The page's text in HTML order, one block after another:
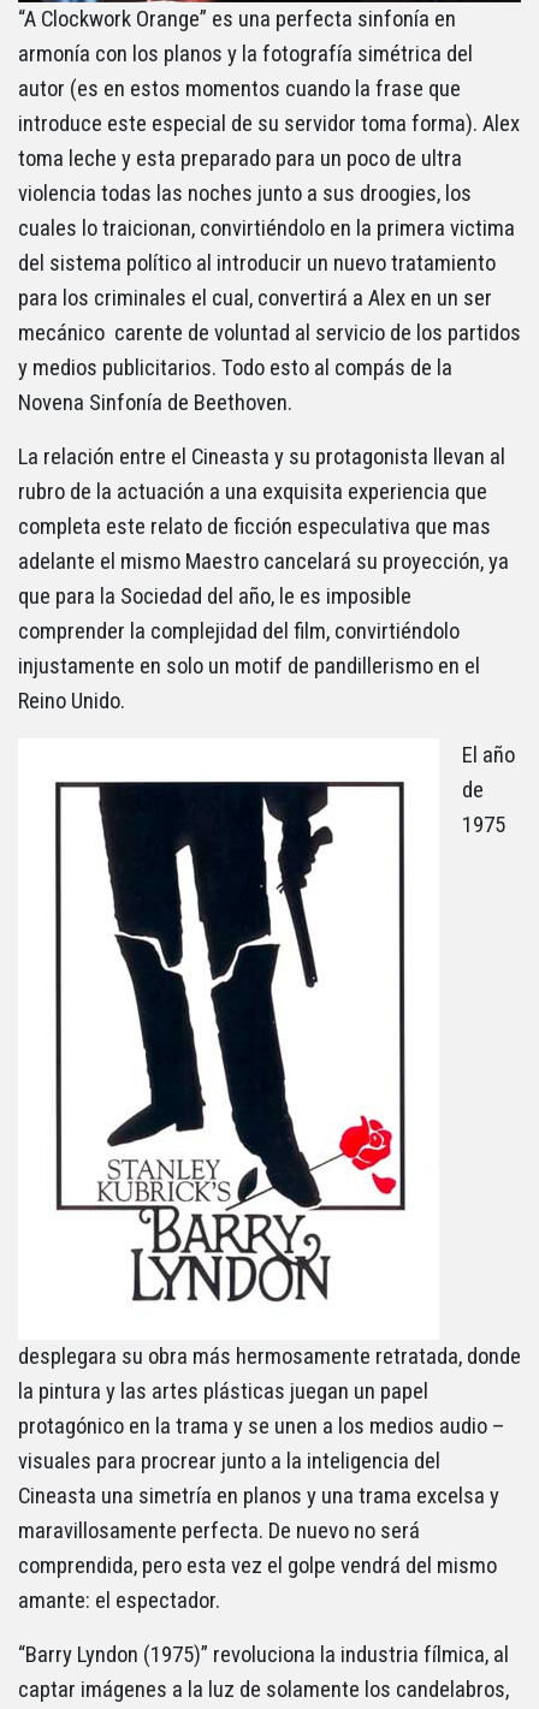
“A Clockwork Orange” es una perfecta sinfonía en
armonía con los planos y la fotografía simétrica del
autor (es en estos momentos cuando la frase que
introduce este especial de su servidor toma forma). Alex
toma leche y esta preparado para un poco de ultra
violencia todas las noches junto a sus droogies, los
cuales lo traicionan, convirtiéndolo en la primera victima
del sistema político al introducir un nuevo tratamiento
para los criminales el cual, convertirá a Alex en un ser
mecánico carente de voluntad al servicio de los partidos
y medios publicitarios. Todo esto al compás de la
Novena Sinfonía de Beethoven.
La relación entre el Cineasta y su protagonista llevan al
rubro de la actuación a una exquisita experiencia que
completa este relato de ficción especulativa que mas
adelante el mismo Maestro cancelará su proyección, ya
que para la Sociedad del año, le es imposible
comprender la complejidad del film, convirtiéndolo
injustamente en solo un motif de pandillerismo en el
Reino Unido.
El año
de
1975
desplegara su obra más hermosamente retratada, donde
la pintura y las artes plásticas juegan un papel
protagónico en la trama y se unen a los medios audio –
visuales para procrear junto a la inteligencia del
Cineasta una simetría en planos y una trama excelsa y
maravillosamente perfecta. De nuevo no será
comprendida, pero esta vez el golpe vendrá del mismo
amante: el espectador.
“Barry Lyndon (1975)” revoluciona la industria fílmica, al
captar imágenes a la luz de solamente los candelabros,